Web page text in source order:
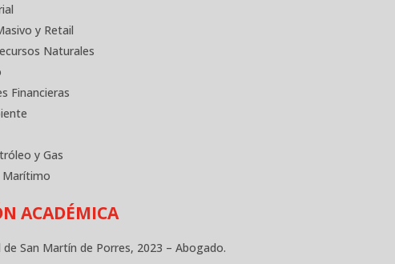
y Retail
Naturales
Financieras
y Gas
ACADÉMICA
de San Martín de Porres, 2023 – Abogado.